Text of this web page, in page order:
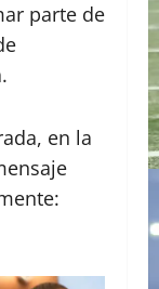
parte de
en la